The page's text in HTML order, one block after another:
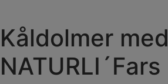
Kåldolmer med
NATURLI´Fars